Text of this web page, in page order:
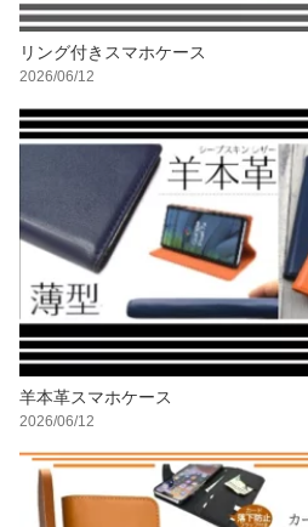
リング付きスマホケース
2026/06/12
羊本革スマホケース
2026/06/12